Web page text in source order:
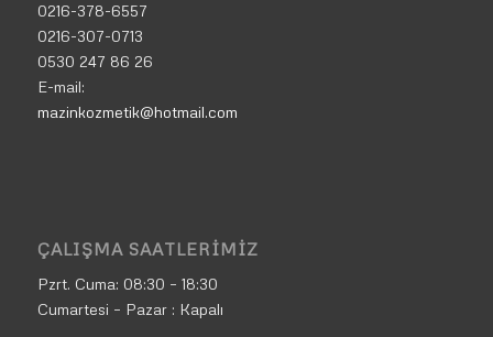
0216-378-6557
0216-307-0713
0530 247 86 26
E-mail:
mazinkozmetik@hotmail.com
ÇALIŞMA SAATLERIMIZ
Pzrt. Cuma: 08:30 – 18:30
Cumartesi – Pazar : Kapalı